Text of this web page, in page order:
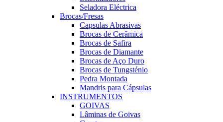
Seladora Eléctrica
Brocas/Fresas
Capsulas Abrasivas
Brocas de Cerâmica
Brocas de Safira
Brocas de Diamante
Brocas de Aço Duro
Brocas de Tungsténio
Pedra Montada
Mandris para Cápsulas
INSTRUMENTOS
GOIVAS
Lâminas de Goivas